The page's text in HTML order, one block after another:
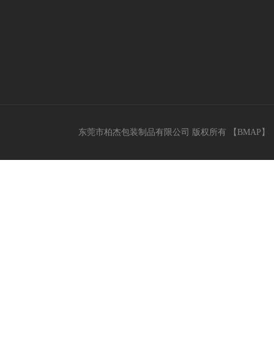
东莞市柏杰包装制品有限公司 版权所有 【 BMAP 】